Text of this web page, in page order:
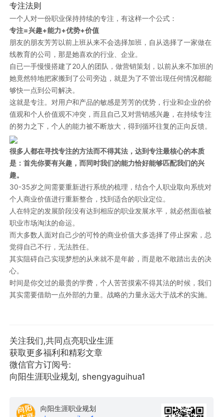
专注法则
一个人对一份职业保持持续的专注，有这样一个公式：
专注=兴趣+能力+优势+价值
朋友的朋友芳芳以前上班从来不会选择加班，自从选择了一家做在
线教育的公司，那是她喜欢的行业、企业。
自已一手慢慢搭建了20人的团队，做营销策划，以前从来不加班的
她竟然特地把家搬到了公司旁边，就是为了不管出现任何情况都能
够快一点到公司解决。
这就是专注。对用户和产品的敏感是芳芳的优势，行业和企业的价
值观和个人价值观不冲突，而且自己又对营销感兴趣，在持续专注
的努力之下，个人的能力被不断放大，得到循环往复的正向反馈。
很多人都在寻找专注的方法而不得其法，达到专注最核心的本质
是：首先你要有兴趣，而同时我们的能力恰好能够匹配我们的兴
趣。
30-35岁之间需要重新进行系统的梳理，结合个人职业取向系统对
个人商业价值进行重新整合，找到适合的职业定位。
人在特定的发展阶段没有达到相应的职业发展水平，就必然面临被
职业市场淘汰的命运。
而大多数人面对自己少的可怜的商业价值大多选择了停止探索，总
觉得自己不行，无法胜任。
其实阻碍自己实现梦想的从来就不是年龄，而是敢不敢踏出去的决
心。
时间是你交过的最贵的学费，个人苦苦摸索不得其法的时候，我们
其实需要借助一点外部的力量。战略的力量永远大于战术的实施。
关注我们,共同点亮职业生涯
获取更多福利和精彩文章
微信官方订阅号:
向阳生涯职业规划, shengyaguihua1
向阳生涯职业规划